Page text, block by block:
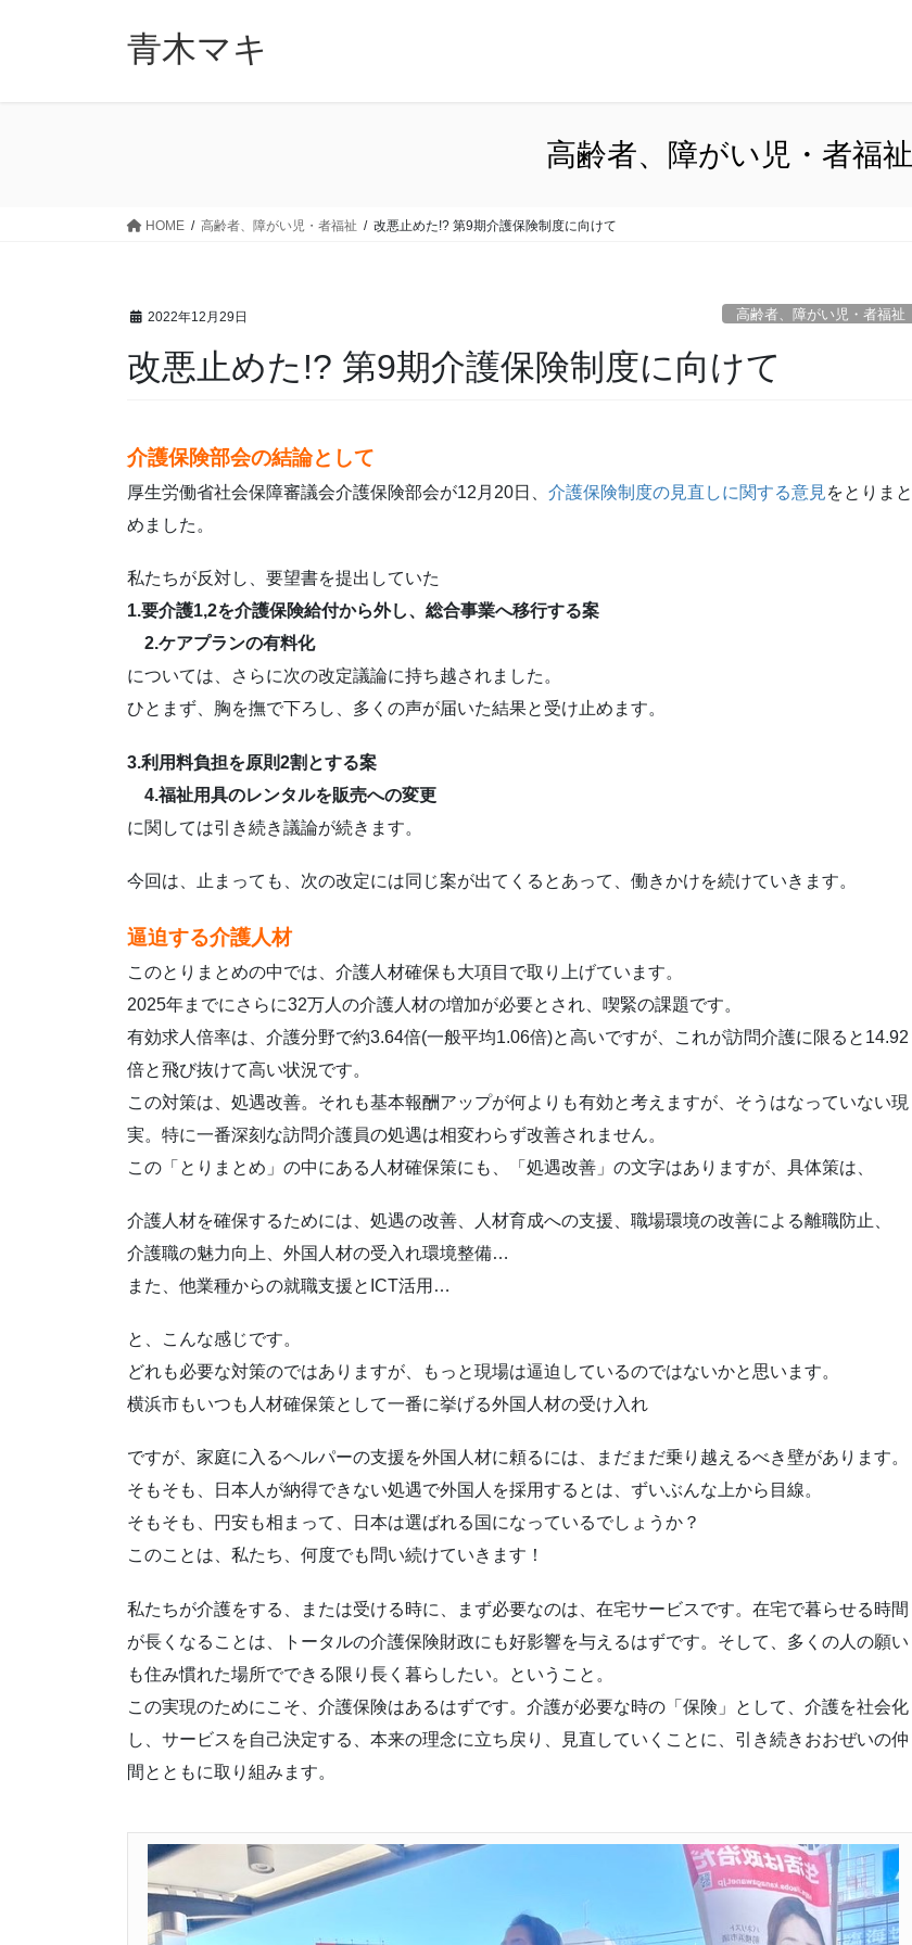
青木マキ
高齢者、障がい児・者福祉
HOME 高齢者、障がい児・者福祉 改悪止めた!? 第9期介護保険制度に向けて
2022年12月29日 高齢者、障がい児・者福祉
改悪止めた!? 第9期介護保険制度に向けて
介護保険部会の結論として
厚生労働省社会保障審議会介護保険部会が12月20日、 介護保険制度の見直しに関する意見をとりまと
めました。
私たちが反対し、要望書を提出していた
1.要介護1,2を介護保険給付から外し、総合事業へ移行する案
2.ケアプランの有料化
については、さらに次の改定議論に持ち越されました。
ひとまず、胸を撫で下ろし、多くの声が届いた結果と受け止めます。
3.利用料負担を原則2割とする案
4.福祉用具のレンタルを販売への変更
に関しては引き続き議論が続きます。
今回は、止まっても、次の改定には同じ案が出てくるとあって、働きかけを続けていきます。
逼迫する介護人材
このとりまとめの中では、介護人材確保も大項目で取り上げています。
2025年までにさらに32万人の介護人材の増加が必要とされ、喫緊の課題です。
有効求人倍率は、介護分野で約3.64倍(一般平均1.06倍)と高いですが、これが訪問介護に限ると14.92
倍と飛び抜けて高い状況です。
この対策は、処遇改善。それも基本報酬アップが何よりも有効と考えますが、そうはなっていない現
実。特に一番深刻な訪問介護員の処遇は相変わらず改善されません。
この「とりまとめ」の中にある人材確保策にも、「処遇改善」の文字はありますが、具体策は、
介護人材を確保するためには、処遇の改善、人材育成への支援、職場環境の改善による離職防止、
介護職の魅力向上、外国人材の受入れ環境整備…
また、他業種からの就職支援とICT活用…
と、こんな感じです。
どれも必要な対策のではありますが、もっと現場は逼迫しているのではないかと思います。
横浜市もいつも人材確保策として一番に挙げる外国人材の受け入れ
ですが、家庭に入るヘルパーの支援を外国人材に頼るには、まだまだ乗り越えるべき壁があります。
そもそも、日本人が納得できない処遇で外国人を採用するとは、ずいぶんな上から目線。
そもそも、円安も相まって、日本は選ばれる国になっているでしょうか？
このことは、私たち、何度でも問い続けていきます！
私たちが介護をする、または受ける時に、まず必要なのは、在宅サービスです。在宅で暮らせる時間
が長くなることは、トータルの介護保険財政にも好影響を与えるはずです。そして、多くの人の願い
も住み慣れた場所でできる限り長く暮らしたい。ということ。
この実現のためにこそ、介護保険はあるはずです。介護が必要な時の「保険」として、介護を社会化
し、サービスを自己決定する、本来の理念に立ち戻り、見直していくことに、引き続きおおぜいの仲
間とともに取り組みます。